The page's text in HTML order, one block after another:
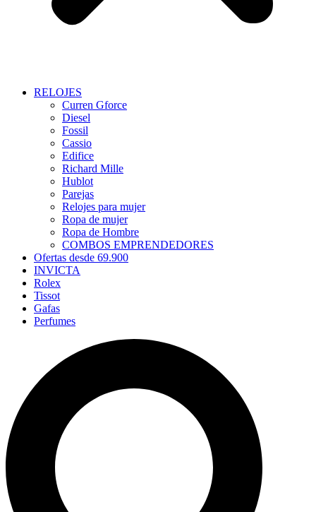
RELOJES
Curren Gforce
Diesel
Fossil
Cassio
Edifice
Richard Mille
Hublot
Parejas
Relojes para mujer
Ropa de mujer
Ropa de Hombre
COMBOS EMPRENDEDORES
Ofertas desde 69.900
INVICTA
Rolex
Tissot
Gafas
Perfumes